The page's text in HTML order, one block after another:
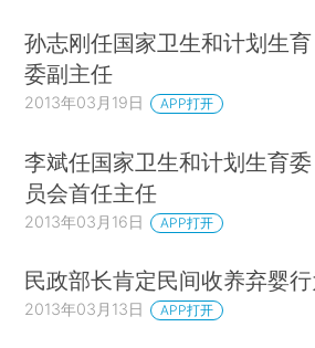
孙志刚任国家卫生和计划生育
委副主任
2013年03月19日 APP打开
李斌任国家卫生和计划生育委
员会首任主任
2013年03月16日 APP打开
民政部长肯定民间收养弃婴行
2013年03月13日 APP打开